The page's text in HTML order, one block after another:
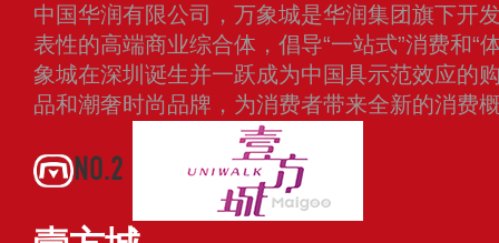
中国华润有限公司，万象城是华润集团旗下开
表性的高端商业综合体，倡导“一站式”消费和“
象城在深圳诞生并一跃成为中国具示范效应的
品和潮奢时尚品牌，为消费者带来全新的消费
NO.2